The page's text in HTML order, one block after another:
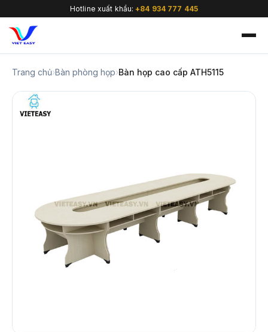
Hotline xuất khẩu:+84 934 777 445
Trang chủ›Bàn phòng họp›Bàn họp cao cấp ATH5115